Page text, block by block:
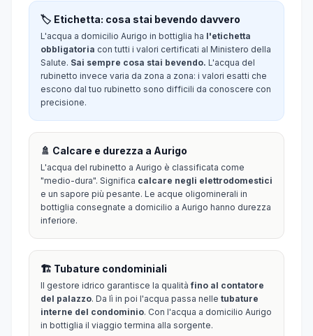
🏷️ Etichetta: cosa stai bevendo davvero
L'acqua a domicilio Aurigo in bottiglia ha l'etichetta
obbligatoria con tutti i valori certificati al Ministero della
Salute. Sai sempre cosa stai bevendo. L'acqua del
rubinetto invece varia da zona a zona: i valori esatti che
escono dal tuo rubinetto sono difficili da conoscere con
precisione.
🚿 Calcare e durezza a Aurigo
L'acqua del rubinetto a Aurigo è classificata come
"medio-dura". Significa calcare negli elettrodomestici
e un sapore più pesante. Le acque oligominerali in
bottiglia consegnate a domicilio a Aurigo hanno durezza
inferiore.
🏗️ Tubature condominiali
Il gestore idrico garantisce la qualitàfino al contatore
del palazzo. Da lì in poi l'acqua passa nelle tubature
interne del condominio. Con l'acqua a domicilio Aurigo
in bottiglia il viaggio termina alla sorgente.